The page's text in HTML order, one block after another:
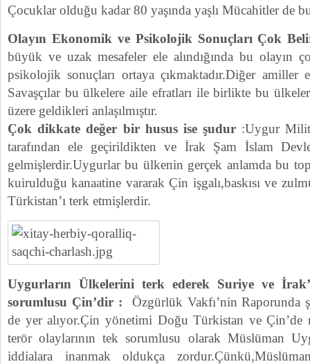
Çocuklar olduğu kadar 80 yaşında yaşlı Mücahitler de
Olayın Ekonomik ve Psikolojik Sonuçları Çok
büyük ve uzak mesafeler ele alındığında bu olayın
psikolojik sonuçları ortaya çıkmaktadır.Diğer amiller
Savaşçılar bu ülkelere aile efratları ile birlikte bu
üzere geldikleri anlaşılmıştır.
Çok dikkate değer bir husus ise şudur :Uygur
tarafından ele geçirildikten ve İrak Şam İslam
gelmişlerdir.Uygurlar bu ülkenin gerçek anlamda bu
kuirulduğu kanaatine vararak Çin işgalı,baskısı ve
Türkistan’ı terk etmişlerdir.
Uygurların Ülkelerini terk ederek Suriye ve
sorumlusu Çin’dir : Özgürlük Vakfı’nin Raporunda
de yer alıyor.Çin yönetimi Doğu Türkistan ve Çin’de
terör olaylarının tek sorumlusu olarak Müslüman
iddialara inanmak oldukça